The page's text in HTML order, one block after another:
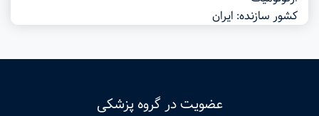
کشور سازنده: ایران
عضویت در گروه پزشکی